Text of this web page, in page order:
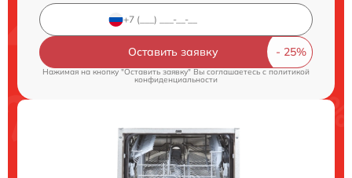
Оставить заявку
Нажимая на кнопку "Оставить заявку" Вы соглашаетесь cполитикой
конфиденциальности